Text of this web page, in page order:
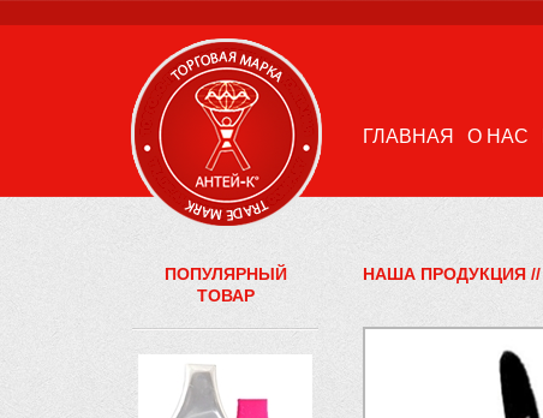
ГЛАВНАЯ О НАС
НАША ПРОДУКЦИЯ //
ПОПУЛЯРНЫЙ
ТОВАР